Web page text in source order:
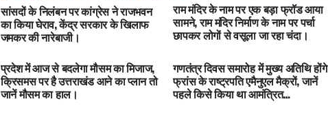
सांसदों के निलंबन पर कांग्रेस ने राजभवन
का किया घेराव, केंद्र सरकार के खिलाफ
जमकर की नारेबाजी।
राम मंदिर के नाम पर एक बड़ा फ्रॉड आया
सामने, राम मंदिर निर्माण के नाम पर पर्चा
छापकर लोगों से वसूला जा रहा चंदा।
प्रदेश में आज से बदलेगा मौसम का मिजाज,
क्रिसमस पर है उत्तराखंड आने का प्लान तो
जानें मौसम का हाल।
गणतंत्र दिवस समारोह में मुख्य अतिथि होंगे
फ्रांस के राष्ट्रपति एमैनुएल मैक्रों, जानें
पहले किसे किया था आमंत्रित…